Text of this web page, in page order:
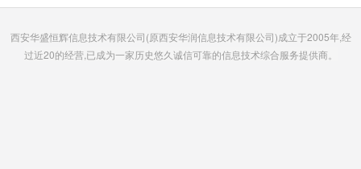
西安华盛恒辉信息技术有限公司(原西安华润信息技术有限公司)成立于2005年,经
过近20的经营,已成为一家历史悠久诚信可靠的信息技术综合服务提供商。